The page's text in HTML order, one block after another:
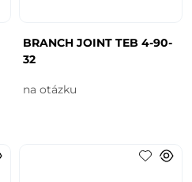
BRANCH JOINT TEB 4-90-
32
na otázku